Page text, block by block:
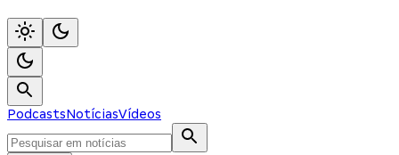
PodcastsNotíciasVídeos